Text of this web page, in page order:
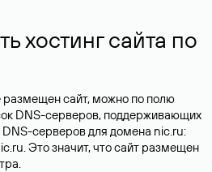
хостинг сайта по
размещен сайт, можно по полю
DNS-серверов, поддерживающих
серверов для домена nic.ru:
Это значит, что сайт размещен